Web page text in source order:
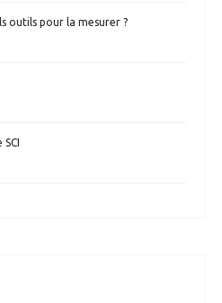
outils pour la mesurer ?